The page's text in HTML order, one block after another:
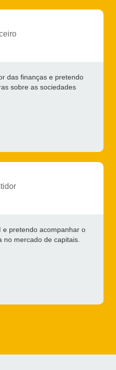
das finanças e pretendo
sobre as sociedades
e pretendo acompanhar o
no mercado de capitais.